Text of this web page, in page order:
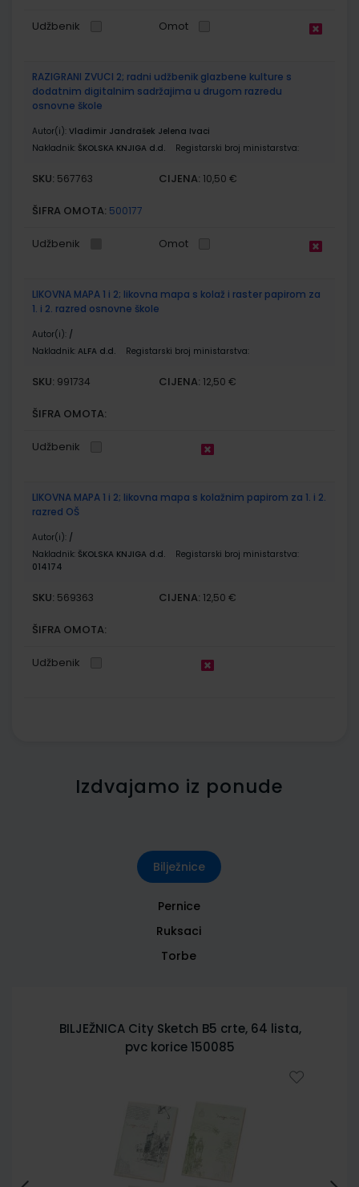
Udžbenik Omot
RAZIGRANI ZVUCI 2; radni udžbenik glazbene kulture s
dodatnim digitalnim sadržajima u drugom razredu
osnovne škole
Autor(i): Vladimir Jandrašek Jelena Ivaci
Nakladnik: ŠKOLSKA KNJIGA d.d. Registarski broj ministarstva:
SKU: 567763 CIJENA: 10,50 €
ŠIFRA OMOTA: 500177
Udžbenik Omot
LIKOVNA MAPA 1 i 2; likovna mapa s kolaž i raster papirom za
1. i 2. razred osnovne škole
Autor(i): /
Nakladnik: ALFA d.d. Registarski broj ministarstva:
SKU: 991734 CIJENA: 12,50 €
ŠIFRA OMOTA:
Udžbenik
LIKOVNA MAPA 1 i 2; likovna mapa s kolažnim papirom za 1. i 2.
razred OŠ
Autor(i): /
Nakladnik: ŠKOLSKA KNJIGA d.d.
Registarski broj ministarstva:
014174
SKU: 569363 CIJENA: 12,50 €
ŠIFRA OMOTA:
Udžbenik
Izdvajamo iz ponude
Bilježnice
Pernice
Ruksaci
Torbe
BILJEŽNICA City Sketch B5 crte, 64 lista,
pvc korice 150085